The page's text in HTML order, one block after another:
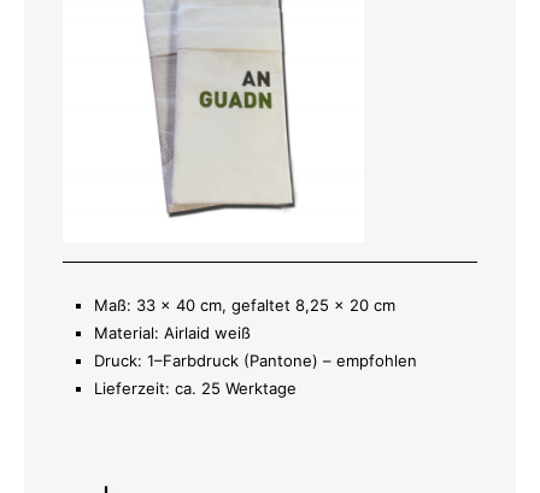
Maß: 33 x 40 cm, gefaltet 8,25 x 20 cm
Material: Airlaid weiß
Druck: 1–Farbdruck (Pantone) – empfohlen
Lieferzeit: ca. 25 Werktage